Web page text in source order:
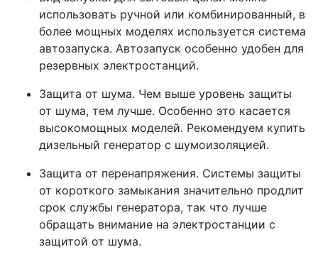
использовать ручной или комбинированный, в
более мощных моделях используется система
автозапуска. Автозапуск особенно удобен для
резервных электростанций.
Защита от шума. Чем выше уровень защиты
от шума, тем лучше. Особенно это касается
высокомощных моделей. Рекомендуем купить
дизельный генератор с шумоизоляцией.
Защита от перенапряжения. Системы защиты
от короткого замыкания значительно продлит
срок службы генератора, так что лучше
обращать внимание на электростанции с
защитой от шума.